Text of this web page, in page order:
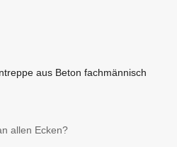
aus Beton fachmännisch
allen Ecken?